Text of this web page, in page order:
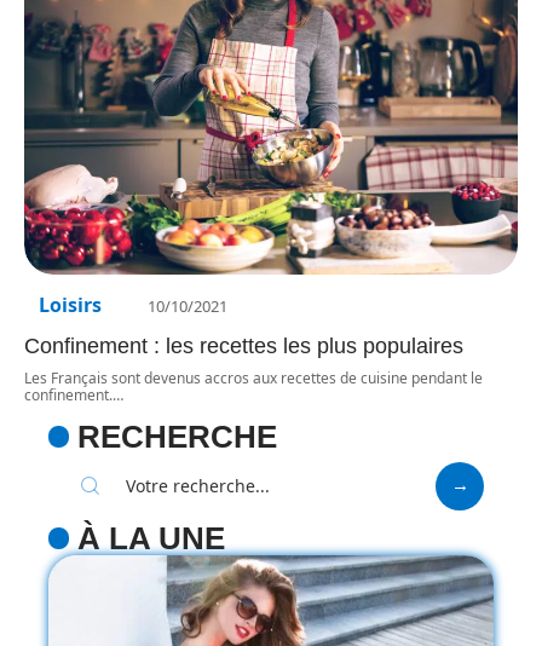
Loisirs 10/10/2021
Confinement : les recettes les plus populaires
Les Français sont devenus accros aux recettes de cuisine pendant le
confinement.…
RECHERCHE
À LA UNE